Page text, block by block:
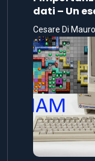
dati – Un
Cesare Di Mauro